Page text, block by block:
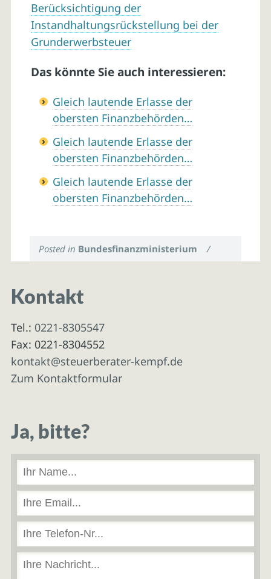
Berücksichtigung der
Instandhaltungsrückstellung bei der
Grunderwerbsteuer
Das könnte Sie auch interessieren:
Gleich lautende Erlasse der
obersten Finanzbehörden…
Gleich lautende Erlasse der
obersten Finanzbehörden…
Gleich lautende Erlasse der
obersten Finanzbehörden…
Posted in Bundesfinanzministerium /
Kontakt
Tel.: 0221-8305547
Fax: 0221-8304552
kontakt@steuerberater-kempf.de
Zum Kontaktformular
Ja, bitte?